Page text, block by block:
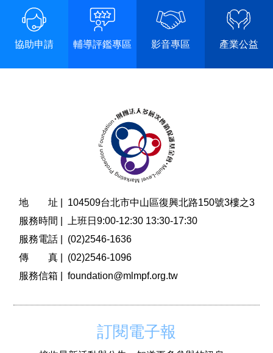
協助申請 輔導評鑑專區 影音專區 產業公益
地 址 |
104509台北市中山區復興北路150號3樓之3
服務時間 |
上班日9:00-12:30 13:30-17:30
服務電話 |
(02)2546-1636
傳 真 |
(02)2546-1096
服務信箱 |
foundation@mlmpf.org.tw
訂閱電子報